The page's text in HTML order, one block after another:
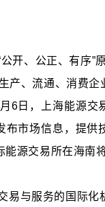
、公正、有序”原
产、流通、消费企
6日，上海能源交
市场信息，提供
源交易所在海南将
易与服务的国际化